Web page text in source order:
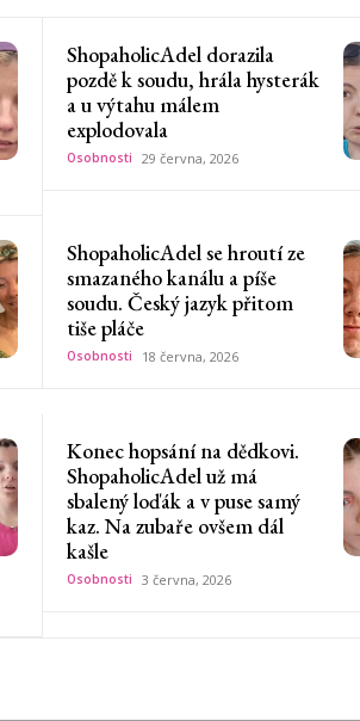
ShopaholicAdel dorazila
pozdě k soudu, hrála hysterák
a u výtahu málem
explodovala
Osobnosti 29 června, 2026
ShopaholicAdel se hroutí ze
smazaného kanálu a píše
soudu. Český jazyk přitom
tiše pláče
Osobnosti 18 června, 2026
Konec hopsání na dědkovi.
ShopaholicAdel už má
sbalený loďák a v puse samý
kaz. Na zubaře ovšem dál
kašle
Osobnosti 3 června, 2026